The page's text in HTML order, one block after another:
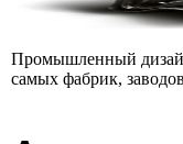
Промышленный
самых фабрик,